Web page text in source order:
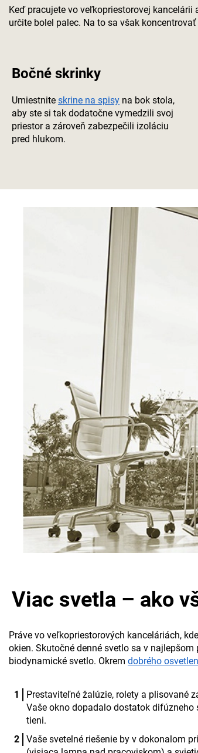
Keď pracujete vo veľkopriestorovej
určite bolel palec. Na to sa však
Bočné skrinky
Umiestnite skrine na spisy na bok stola,
aby ste si tak dodatočne vymedzili svoj
priestor a zároveň zabezpečili izoláciu
pred hlukom.
Viac svetla – ako
Práve vo veľkopriestorových kanceláriách,
okien. Skutočné denné svetlo sa v
biodynamické svetlo. Okrem dobrého
Prestaviteľné žalúzie, rolety a plisované
Vaše okno dopadalo dostatok difúzneho
tieni.
Vaše svetelné riešenie by v dokonalom